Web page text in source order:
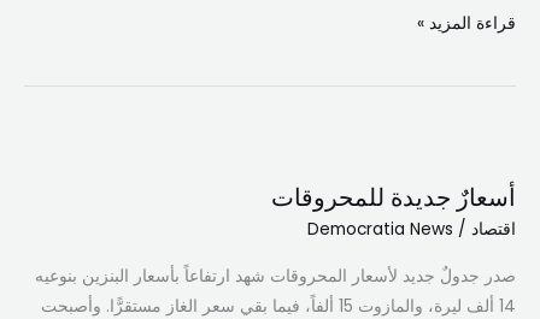
قراءة المزيد »
أسعارٌ جديدة للمحروقات
اقتصاد /
Democratia News
صدر جدولٌ جديد لأسعار المحروقات شهد ارتفاعاً بأسعار البنزين بنوعيه
14 ألف ليرة، والمازوت 15 ألفاً، فيما بقي سعر الغاز مستقرًّا. وأصبحت
للمحروقات